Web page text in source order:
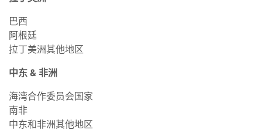
巴西
阿根廷
拉丁美洲其他地区
中东 & 非洲
海湾合作委员会国家
南非
中东和非洲其他地区